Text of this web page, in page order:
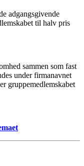
adgangsgivende
til halv pris
sammen som fast
under firmanavnet
gruppemedlemskabet